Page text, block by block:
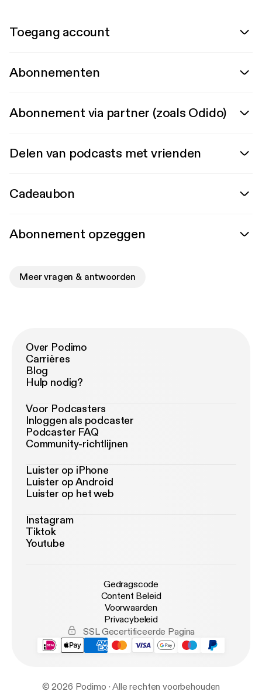
Toegang account
Abonnementen
Abonnement via partner (zoals Odido)
Delen van podcasts met vrienden
Cadeaubon
Abonnement opzeggen
Meer vragen & antwoorden
Over Podimo
Carrières
Blog
Hulp nodig?
Voor Podcasters
Inloggen als podcaster
Podcaster FAQ
Community-richtlijnen
Luister op iPhone
Luister op Android
Luister op het web
Instagram
Tiktok
Youtube
Gedragscode
Content Beleid
Voorwaarden
Privacybeleid
SSL Gecertificeerde Pagina
© 2026 Podimo · Alle rechten voorbehouden